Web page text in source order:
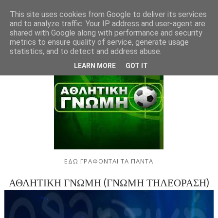
ΕΔΩ ΓΡΑΦΟΝΤΑΙ ΤΑ ΠΑΝΤΑ
ΑΘΛΗΤΙΚΗ ΓΝΩΜΗ (ΓΝΩΜΗ ΤΗΛΕΟΡΑΣΗ)
This site uses cookies from Google to deliver its services
and to analyze traffic. Your IP address and user-agent are
shared with Google along with performance and security
metrics to ensure quality of service, generate usage
statistics, and to detect and address abuse.
LEARN MORE GOT IT